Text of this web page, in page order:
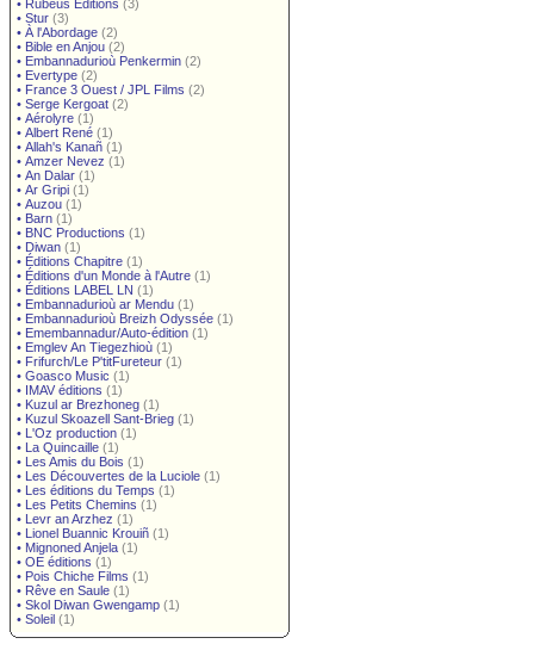
• Rubéüs Editions (3)
• Stur (3)
• À l'Abordage (2)
• Bible en Anjou (2)
• Embannadurioù Penkermin (2)
• Evertype (2)
• France 3 Ouest / JPL Films (2)
• Serge Kergoat (2)
• Aérolyre (1)
• Albert René (1)
• Allah's Kanañ (1)
• Amzer Nevez (1)
• An Dalar (1)
• Ar Gripi (1)
• Auzou (1)
• Barn (1)
• BNC Productions (1)
• Diwan (1)
• Éditions Chapitre (1)
• Éditions d'un Monde à l'Autre (1)
• Éditions LABEL LN (1)
• Embannadurioù ar Mendu (1)
• Embannadurioù Breizh Odyssée (1)
• Emembannadur/Auto-édition (1)
• Emglev An Tiegezhioù (1)
• Frifurch/Le P'titFureteur (1)
• Goasco Music (1)
• IMAV éditions (1)
• Kuzul ar Brezhoneg (1)
• Kuzul Skoazell Sant-Brieg (1)
• L'Oz production (1)
• La Quincaille (1)
• Les Amis du Bois (1)
• Les Découvertes de la Luciole (1)
• Les éditions du Temps (1)
• Les Petits Chemins (1)
• Levr an Arzhez (1)
• Lionel Buannic Krouiñ (1)
• Mignoned Anjela (1)
• OE éditions (1)
• Pois Chiche Films (1)
• Rêve en Saule (1)
• Skol Diwan Gwengamp (1)
• Soleil (1)